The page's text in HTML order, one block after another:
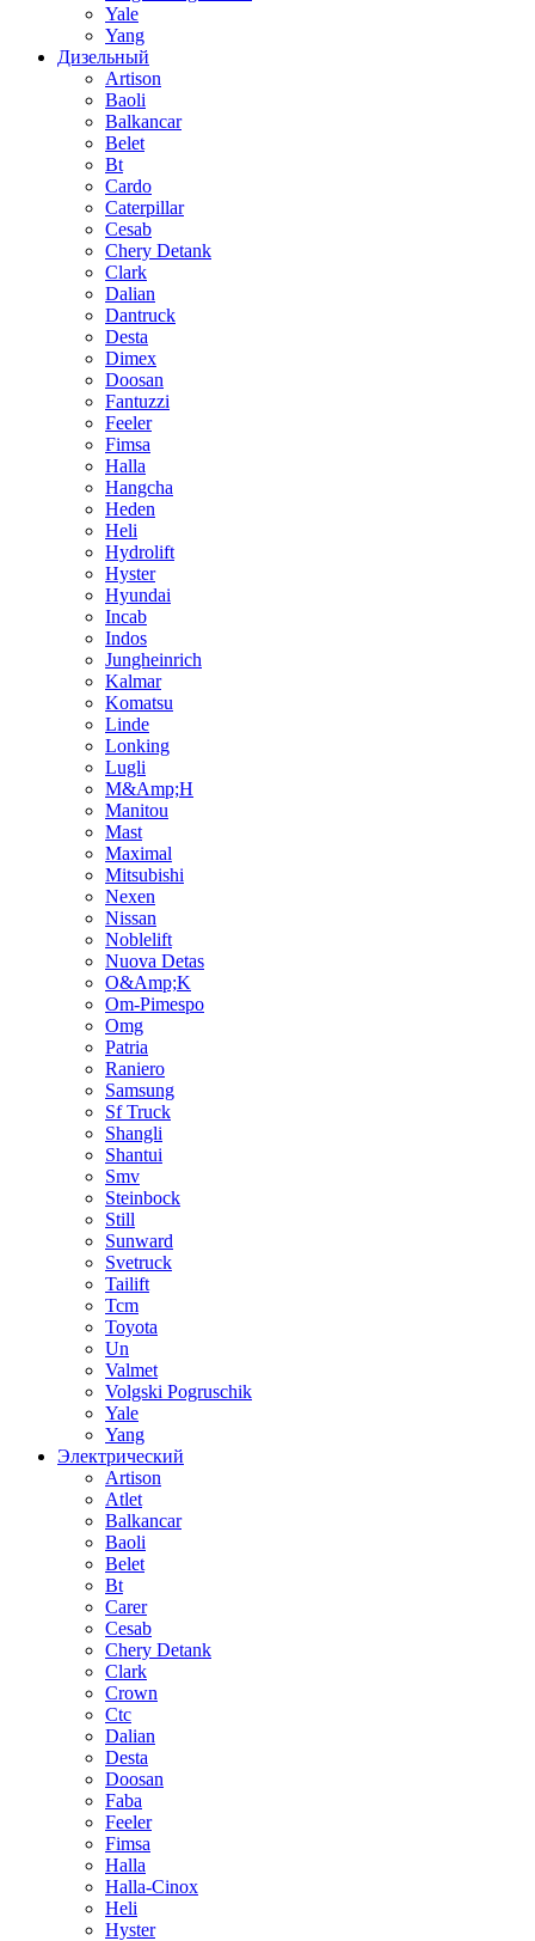
Yale
Yang
Дизельный
Artison
Baoli
Balkancar
Belet
Bt
Cardo
Caterpillar
Cesab
Chery Detank
Clark
Dalian
Dantruck
Desta
Dimex
Doosan
Fantuzzi
Feeler
Fimsa
Halla
Hangcha
Heden
Heli
Hydrolift
Hyster
Hyundai
Incab
Indos
Jungheinrich
Kalmar
Komatsu
Linde
Lonking
Lugli
M&Amp;H
Manitou
Mast
Maximal
Mitsubishi
Nexen
Nissan
Noblelift
Nuova Detas
O&Amp;K
Om-Pimespo
Omg
Patria
Raniero
Samsung
Sf Truck
Shangli
Shantui
Smv
Steinbock
Still
Sunward
Svetruck
Tailift
Tcm
Toyota
Un
Valmet
Volgski Pogruschik
Yale
Yang
Электрический
Artison
Atlet
Balkancar
Baoli
Belet
Bt
Carer
Cesab
Chery Detank
Clark
Crown
Ctc
Dalian
Desta
Doosan
Faba
Feeler
Fimsa
Halla
Halla-Cinox
Heli
Hyster